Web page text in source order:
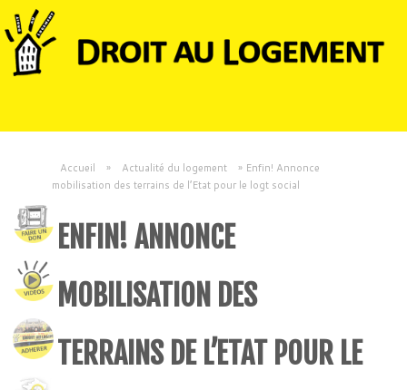
Accueil » Actualité du logement » Enfin! Annonce
mobilisation des terrains de l’Etat pour le logt social
ENFIN! ANNONCE
MOBILISATION DES
TERRAINS DE L’ETAT POUR LE